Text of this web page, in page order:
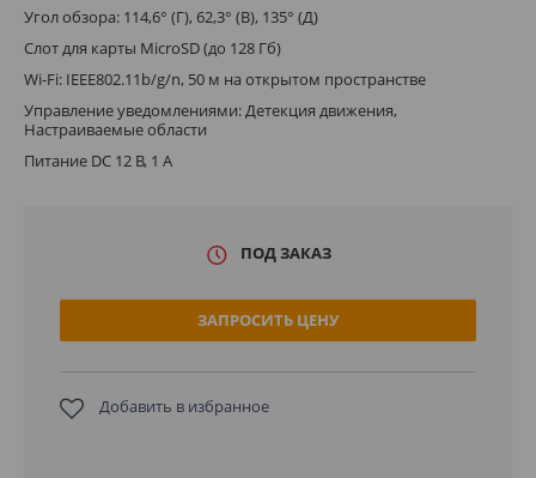
Угол обзора: 114,6° (Г), 62,3° (В), 135° (Д)
Слот для карты MicroSD (до 128 Гб)
Wi-Fi: IEEE802.11b/g/n, 50 м на открытом пространстве
Управление уведомлениями: Детекция движения,
Настраиваемые области
Питание DC 12 В, 1 А
ПОД ЗАКАЗ
ЗАПРОСИТЬ ЦЕНУ
Добавить в избранное